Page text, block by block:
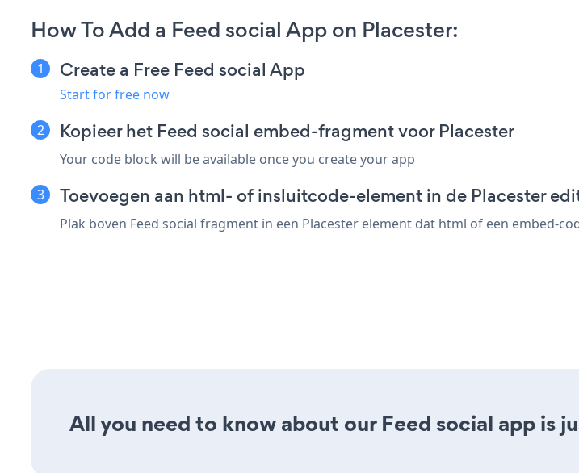
How To Add a Feed social App on Placester:
Create a Free Feed social App
Start for free now
Kopieer het Feed social embed-fragment voor Placester
Your code block will be available once you create your app
Toevoegen aan html- of insluitcode-element in de Placester
Plak boven Feed social fragment in een Placester element dat html of een embed-
All you need to know about our Feed social app is